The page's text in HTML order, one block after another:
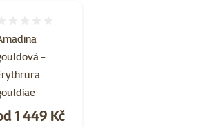
-
1 449 Kč